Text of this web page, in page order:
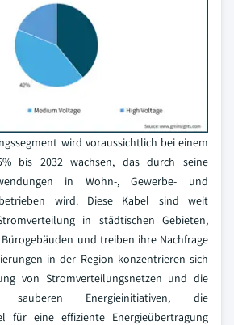
wird voraussichtlich bei einem
bis 2032 wachsen, das durch seine
in Wohn-, Gewerbe- und
wird. Diese Kabel sind weit
in städtischen Gebieten,
und treiben ihre Nachfrage
in der Region konzentrieren sich
von Stromverteilungsnetzen und die
Energieinitiativen, die
für eine effiziente Energieübertragung